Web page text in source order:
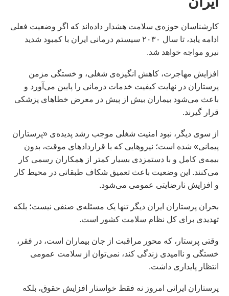
کارشناسان حوزه‌ی سلامت هشدار داده‌اند که اگر وضعیت فعلی
ادامه یابد، تا سال ۲۰۳۰ سیستم درمانی ایران با کمبود شدید
نیرو مواجه خواهد شد.
افزایش مهاجرت، کاهش انگیزه‌ی شغلی، و خستگی مزمن
پرستاران در نهایت کیفیت خدمات درمانی را پایین می‌آورد و
باعث می‌شود بیماران بیش از پیش در معرض خطاهای پزشکی
قرار گیرند.
از سوی دیگر، نبود امنیت شغلی موجب رشد پدیده‌ی «پرستاران
پیمانی» شده است؛ نیروهایی که با قراردادهای موقت، بدون
بیمه‌ی کامل و با دستمزدی بسیار کمتر از همکاران رسمی کار
می‌کنند. این وضعیت باعث تعمیق شکاف طبقاتی در محیط کار
و افزایش نارضایتی عمومی می‌شود.
بحران پرستاران ایران دیگر تنها یک مسئله‌ی صنفی نیست؛ بلکه
تهدیدی برای کل نظام سلامت کشور است.
وقتی پرستار، که محور مراقبت از جان بیماران است، در فقر،
خستگی و ناامیدی زندگی کند، نمی‌توان از سلامت عمومی
انتظار پایداری داشت.
پرستاران ایرانی امروز نه فقط خواستار افزایش حقوق، بلکه